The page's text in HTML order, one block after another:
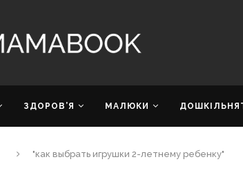
ЗДОРОВ’Я МАЛЮКИ
"как выбрать игрушки 2-летнему ребенку"